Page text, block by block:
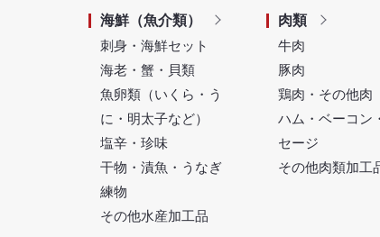
海鮮（魚介類）
刺身・海鮮セット
海老・蟹・貝類
魚卵類（いくら・う
に・明太子など）
塩辛・珍味
干物・漬魚・うなぎ
練物
その他水産加工品
肉類
牛肉
豚肉
鶏肉・その他肉
ハム・ベーコン
セージ
その他肉類加工